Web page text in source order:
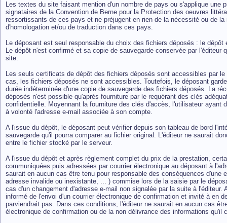
Les textes du site faisant mention d'un nombre de pays ou s'applique
signataires de la Convention de Berne pour la Protection des oeuvres
ressortissants de ces pays et ne préjugent en rien de la nécessité ou de
d'homologation et/ou de traduction dans ces pays.
Le déposant est seul responsable du choix des fichiers déposés : le
Le dépôt n'est confirmé et sa copie de sauvegarde conservée par l'éditeur
site.
Les seuls certificats de dépôt des fichiers déposés sont accessibles par
cas, les fichiers déposés ne sont accessibles. Toutefois, le déposant
durée indéterminée d'une copie de sauvegarde des fichiers déposés. La
déposés n'est possible qu'après fourniture par le requérant des clés
confidentielle. Moyennant la fourniture des clés d'accès, l'utilisateur ayant
à volonté l'adresse e-mail associée à son compte.
A l'issue du dépôt, le déposant peut vérifier depuis son tableau de bord
sauvegarde qu'il pourra comparer au fichier original. L'éditeur ne saurait
entre le fichier stocké par le serveur.
A l'issue du dépôt et après règlement complet du prix de la prestation,
communiquées puis adressées par courrier électronique au déposant à
saurait en aucun cas être tenu pour responsable des conséquences d'une
adresse invalide ou inexistante, ... ) commise lors de la saisie par le
cas d'un changement d'adresse e-mail non signalée par la suite à
informé de l'envoi d'un courrier électronique de confirmation et invité à en
parviendrait pas. Dans ces conditions, l'éditeur ne saurait en aucun cas
électronique de confirmation ou de la non délivrance des informations qu'il